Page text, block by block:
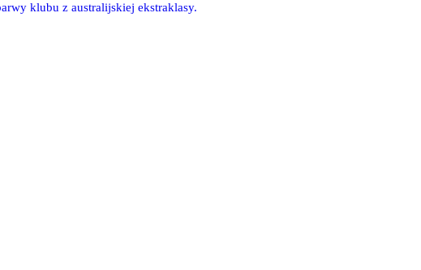
klubu z australijskiej ekstraklasy.